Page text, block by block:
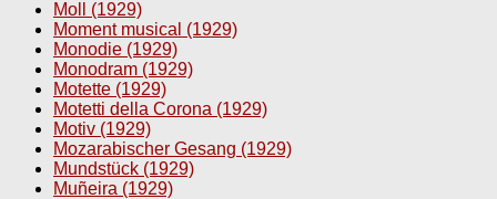
Moll (1929)
Moment musical (1929)
Monodie (1929)
Monodram (1929)
Motette (1929)
Motetti della Corona (1929)
Motiv (1929)
Mozarabischer Gesang (1929)
Mundstück (1929)
Muñeira (1929)